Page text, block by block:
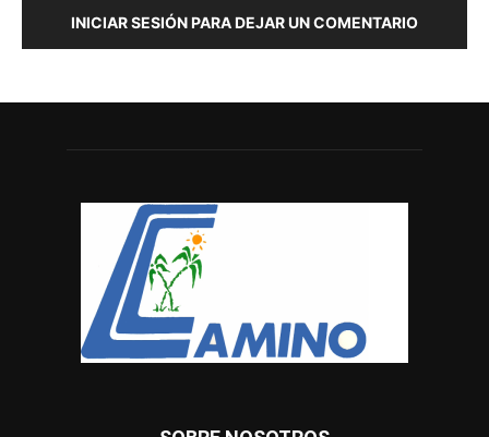
INICIAR SESIÓN PARA DEJAR UN COMENTARIO